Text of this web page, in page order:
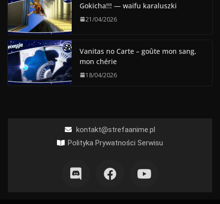
Gokicha!!! — waifu karaluszki
21/04/2026
Vanitas no Carte – goûte mon sang,
mon chérie
18/04/2026
kontakt@strefaanime.pl
Polityka Prywatności Serwisu